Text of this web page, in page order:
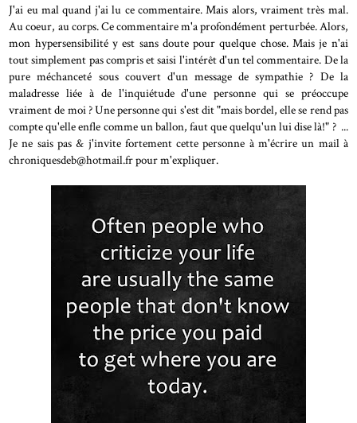
J'ai eu mal quand j'ai lu ce commentaire. Mais alors, vraiment très mal.
Au coeur, au corps. Ce commentaire m'a profondément perturbée. Alors,
mon hypersensibilité y est sans doute pour quelque chose. Mais je n'ai
tout simplement pas compris et saisi l'intérêt d'un tel commentaire. De la
pure méchanceté sous couvert d'un message de sympathie ? De la
maladresse liée à de l'inquiétude d'une personne qui se préoccupe
vraiment de moi ? Une personne qui s'est dit "mais bordel, elle se rend pas
compte qu'elle enfle comme un ballon, faut que quelqu'un lui dise là!" ? ...
Je ne sais pas & j'invite fortement cette personne à m'écrire un mail à
chroniquesdeb@hotmail.fr pour m'expliquer.